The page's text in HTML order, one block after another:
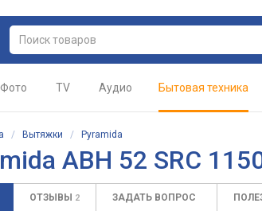
Фото TV Аудио Бытовая техника
/ Вытяжки / Pyramida
ABH 52 SRC
ОТЗЫВЫ 2 ЗАДАТЬ ВОПРОС